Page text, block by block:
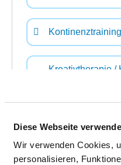
Diese Webseite
Wir verwenden Cookies,
personalisieren,
Kreativtherapie /
Massage